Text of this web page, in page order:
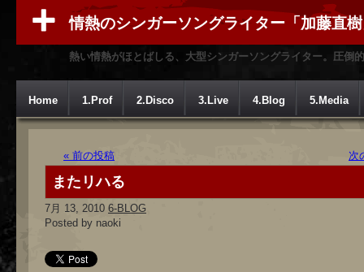
情熱のシンガーソングライター「加藤直
熱い情熱がほとばしる、大型シンガーソングライター。圧倒
Home 1.Prof 2.Disco 3.Live 4.Blog 5.Media
« 前の投稿 次
またリハる
7月 13, 2010 6-BLOG
Posted by naoki